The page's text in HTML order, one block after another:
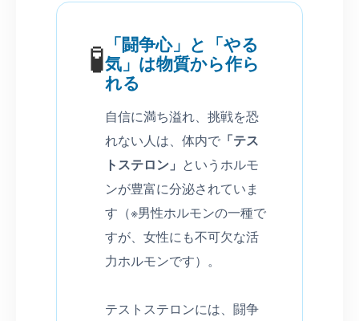
🧪 「闘争心」と「やる
気」は物質から作ら
れる
自信に満ち溢れ、挑戦を恐
れない人は、体内で 「テス
トステロン」 というホルモ
ンが豊富に分泌されていま
す（※男性ホルモンの一種で
すが、女性にも不可欠な活
力ホルモンです）。
テストステロンには、闘争